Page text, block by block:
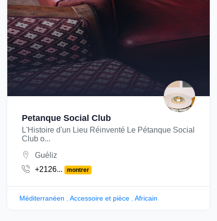
Petanque Social Club
L'Histoire d'un Lieu Réinventé Le Pétanque Social
Club o...
Guéliz
+2126...
montrer
Méditerranéen Accessoire et pièce Africain